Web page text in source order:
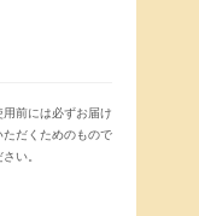
前には必ずお届け
だくためのもので
い。